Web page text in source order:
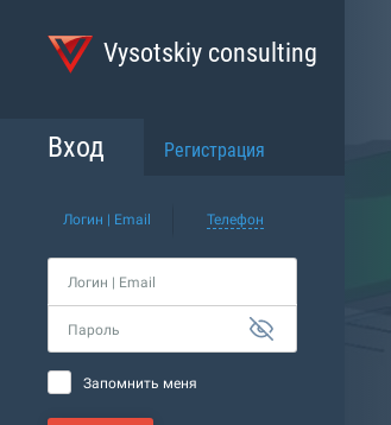
Vysotskiy consulting
Вход Регистрация
Логин | Email Телефон
Логин | Email
Пароль
Запомнить меня